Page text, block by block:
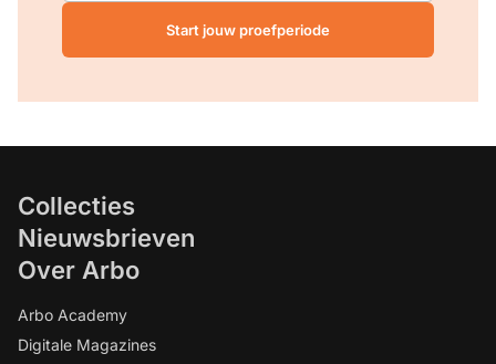
Start jouw proefperiode
Collecties
Nieuwsbrieven
Over Arbo
Arbo Academy
Digitale Magazines